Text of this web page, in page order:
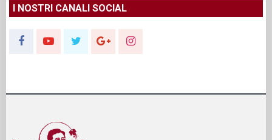
I NOSTRI CANALI SOCIAL